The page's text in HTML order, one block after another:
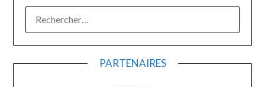
PARTENAIRES